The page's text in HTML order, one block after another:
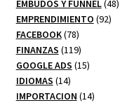
productos
EMBUDOS Y FUNNEL 4848
EMPRENDIMIENTO 9292
FACEBOOK 7878
productos
FINANZAS 119119
productos
GOOGLE ADS 1515
IDIOMAS 1414
productos
IMPORTACION 1414